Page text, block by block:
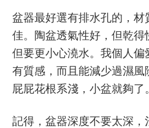
盆器最好選有排水孔的，材
佳。陶盆透氣性好，但乾得
但要更小心澆水。我個人
有質感，而且能減少過濕風
屁屁花根系淺，小盆就夠了
記得，盆器深度不要太深